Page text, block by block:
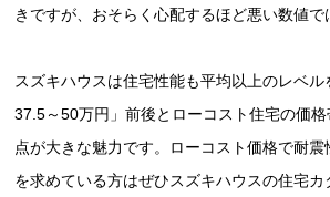
きですが、おそらく心配するほど悪い数値で
スズキハウスは住宅性能も平均以上のレベル
37.5～50万円」前後とローコスト住宅の価
点が大きな魅力です。ローコスト価格で耐
を求めている方はぜひスズキハウスの住宅